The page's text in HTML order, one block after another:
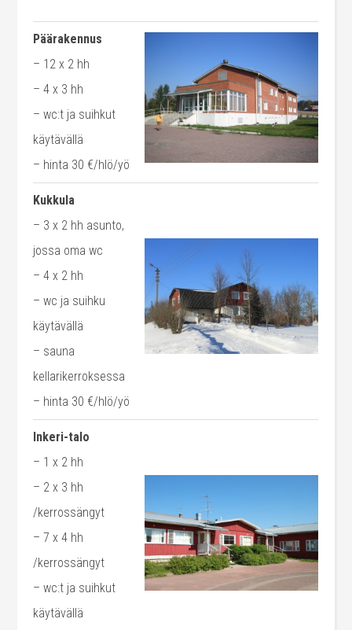
Päärakennus
– 12 x 2 hh
– 4 x 3 hh
– wc:t ja suihkut
käytävällä
– hinta 30 €/hlö/yö
Kukkula
– 3 x 2 hh asunto,
jossa oma wc
– 4 x 2 hh
– wc ja suihku
käytävällä
– sauna
kellarikerroksessa
– hinta 30 €/hlö/yö
Inkeri-talo
– 1 x 2 hh
– 2 x 3 hh
/kerrossängyt
– 7 x 4 hh
/kerrossängyt
– wc:t ja suihkut
käytävällä